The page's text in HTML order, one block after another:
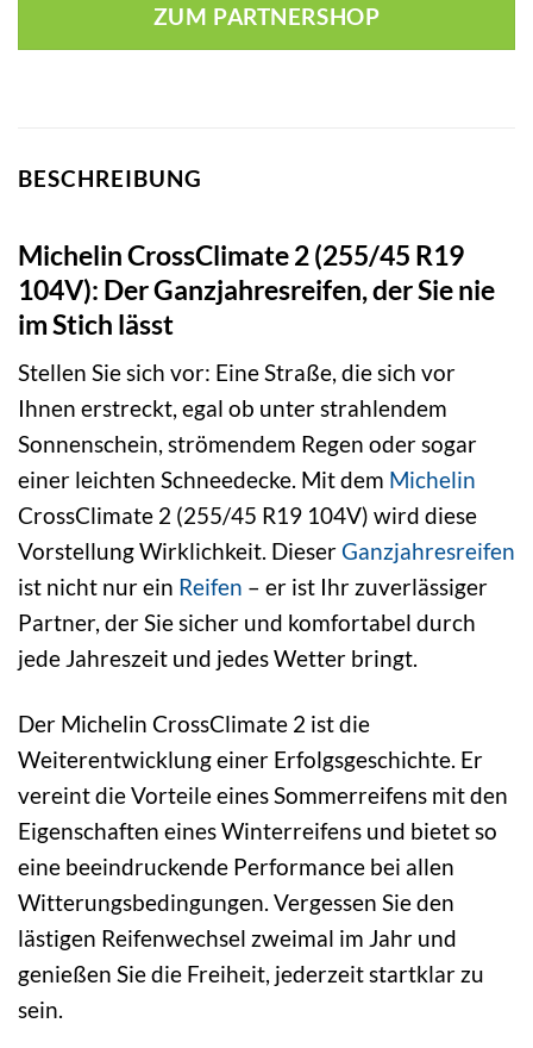
ZUM PARTNERSHOP
BESCHREIBUNG
Michelin CrossClimate 2 (255/45 R19
104V): Der Ganzjahresreifen, der Sie nie
im Stich lässt
Stellen Sie sich vor: Eine Straße, die sich vor
Ihnen erstreckt, egal ob unter strahlendem
Sonnenschein, strömendem Regen oder sogar
einer leichten Schneedecke. Mit dem Michelin
CrossClimate 2 (255/45 R19 104V) wird diese
Vorstellung Wirklichkeit. DieserGanzjahresreifen
ist nicht nur ein Reifen – er ist Ihr zuverlässiger
Partner, der Sie sicher und komfortabel durch
jede Jahreszeit und jedes Wetter bringt.
Der Michelin CrossClimate 2 ist die
Weiterentwicklung einer Erfolgsgeschichte. Er
vereint die Vorteile eines Sommerreifens mit den
Eigenschaften eines Winterreifens und bietet so
eine beeindruckende Performance bei allen
Witterungsbedingungen. Vergessen Sie den
lästigen Reifenwechsel zweimal im Jahr und
genießen Sie die Freiheit, jederzeit startklar zu
sein.